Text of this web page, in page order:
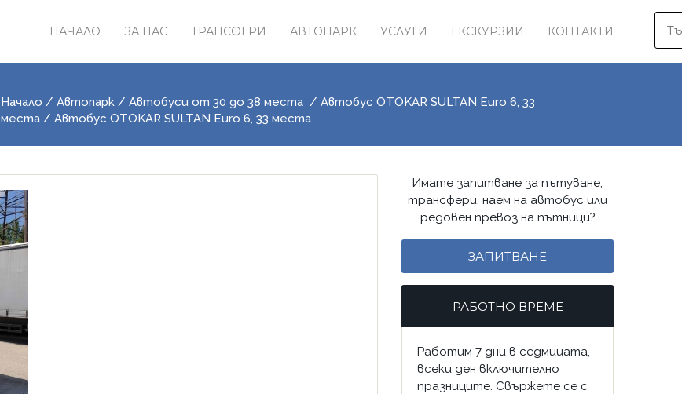
НАЧАЛО ЗА НАС ТРАНСФЕРИ АВТОПАРК УСЛУГИ ЕКСКУРЗИИ КОНТАКТИ
Начало / Автопарк / Автобуси от 30 до 38 места / Автобус OTOKAR SULTAN Euro 6, 33
места / Автобус OTOKAR SULTAN Euro 6, 33 места
Имате запитване за пътуване,
трансфери, наем на автобус или
редовен превоз на пътници?
ЗАПИТВАНЕ
РАБОТНО ВРЕМЕ
Работим 7 дни в седмицата,
всеки ден включително
празниците. Свържете се с